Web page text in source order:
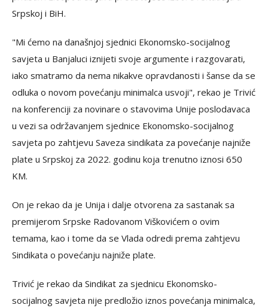
Srpskoj i BiH.
"Mi ćemo na današnjoj sjednici Ekonomsko-socijalnog
savjeta u Banjaluci iznijeti svoje argumente i razgovarati,
iako smatramo da nema nikakve opravdanosti i šanse da se
odluka o novom povećanju minimalca usvoji", rekao je Trivić
na konferenciji za novinare o stavovima Unije poslodavaca
u vezi sa održavanjem sjednice Ekonomsko-socijalnog
savjeta po zahtjevu Saveza sindikata za povećanje najniže
plate u Srpskoj za 2022. godinu koja trenutno iznosi 650
KM.
On je rekao da je Unija i dalje otvorena za sastanak sa
premijerom Srpske Radovanom Viškovićem o ovim
temama, kao i tome da se Vlada odredi prema zahtjevu
Sindikata o povećanju najniže plate.
Trivić je rekao da Sindikat za sjednicu Ekonomsko-
socijalnog savjeta nije predložio iznos povećanja minimalca,